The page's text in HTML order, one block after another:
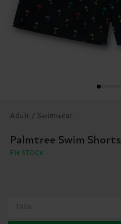
Adult / Swimwear
Palmtree Swim Shorts
EN STOCK
Talla